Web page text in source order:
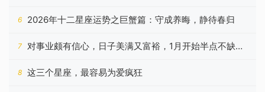
6 2026年十二星座运势之巨蟹篇：守成养晦，静待春归
7
对事业颇有信心，日子美满又富裕，1月开始半点不缺钱
的星座
8 这三个星座，最容易为爱疯狂